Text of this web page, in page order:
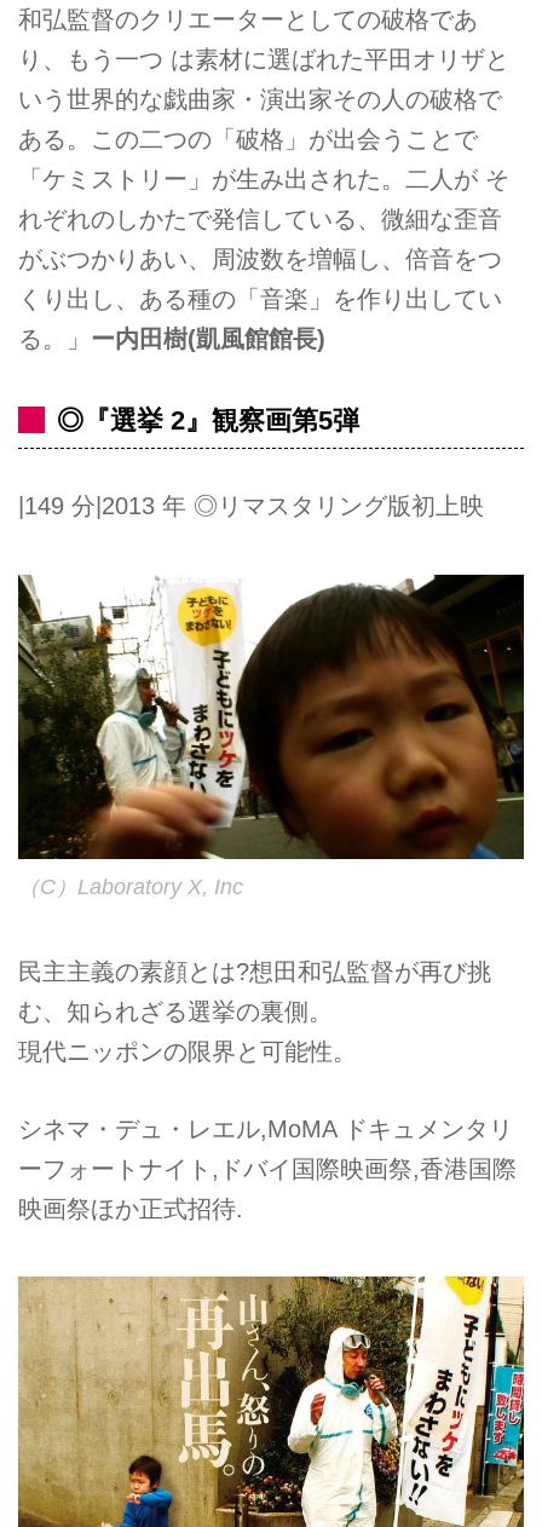
和弘監督のクリエーターとしての破格であ
り、もう一つ は素材に選ばれた平田オリザと
いう世界的な戯曲家・演出家その人の破格で
ある。この二つの「破格」が出会うことで
「ケミストリー」が生み出された。二人が そ
れぞれのしかたで発信している、微細な歪音
がぶつかりあい、周波数を増幅し、倍音をつ
くり出し、ある種の「音楽」を作り出してい
る。」 ー内田樹(凱風館館長)
◎『選挙 2』観察画第5弾
|149 分|2013 年 ◎リマスタリング版初上映
（C）Laboratory X, Inc
民主主義の素顔とは?想田和弘監督が再び挑
む、知られざる選挙の裏側。
現代ニッポンの限界と可能性。
シネマ・デュ・レエル,MoMA ドキュメンタリ
ーフォートナイト,ドバイ国際映画祭,香港国際
映画祭ほか正式招待.